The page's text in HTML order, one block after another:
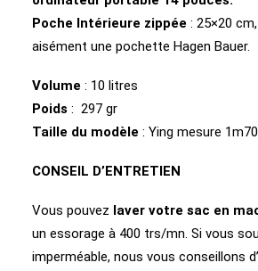
Poche Intérieure zippée : 25×20
aisément une pochette Hagen Bauer.
Volume : 10 litres
Poids : 297 gr
Taille du modèle : Ying mesure
CONSEIL D’ENTRETIEN
Vous pouvez laver votre sac en
un essorage à 400 trs/mn. Si vous
imperméable, nous vous conseillons